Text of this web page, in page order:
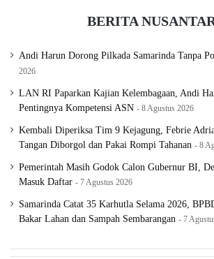
BERITA
Andi Harun Dorong Pilkada Samarinda Tanpa
2026
LAN RI Paparkan Kajian Kelembagaan, Andi
Pentingnya Kompetensi ASN
8 Agustus 2026
Kembali Diperiksa Tim 9 Kejagung, Febrie
Tangan Diborgol dan Pakai Rompi Tahanan
8
Pemerintah Masih Godok Calon Gubernur BI,
Masuk Daftar
7 Agustus 2026
Samarinda Catat 35 Karhutla Selama 2026,
Bakar Lahan dan Sampah Sembarangan
7